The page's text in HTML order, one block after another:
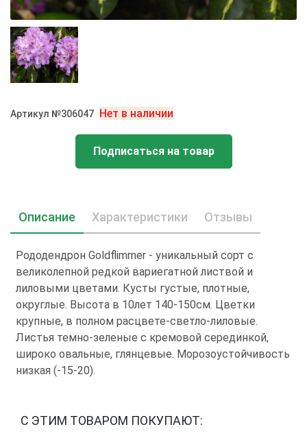
Артикул №306047 Нет в наличии
Подписаться на товар
Описание Характеристики Отзывы
Рододендрон Goldflimmer - уникальный сорт с
великолепной редкой вариегатной листвой и
лиловыми цветами. Кусты густые, плотные,
округлые. Высота в 10лет 140-150см. Цветки
крупные, в полном расцвете-светло-лиловые.
Листья темно-зеленые с кремовой серединкой,
широко овальные, глянцевые. Морозоустойчивость
низкая (-15-20).
С ЭТИМ ТОВАРОМ ПОКУПАЮТ: